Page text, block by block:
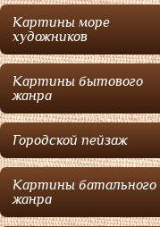
Картины море
художников
Картины бытового
жанра
Городской пейзаж
Картины батального
жанра